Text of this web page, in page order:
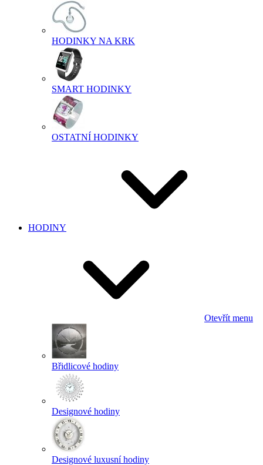
HODINKY NA KRK
SMART HODINKY
OSTATNÍ HODINKY
HODINY
Otevřít menu
Břidlicové hodiny
Designové hodiny
Designové luxusní hodiny